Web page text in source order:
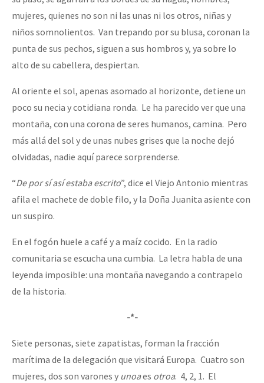
mujeres, quienes no son ni las unas ni los otros, niñas y
niños somnolientos. Van trepando por su blusa, coronan la
punta de sus pechos, siguen a sus hombros y, ya sobre lo
alto de su cabellera, despiertan.
Al oriente el sol, apenas asomado al horizonte, detiene un
poco su necia y cotidiana ronda. Le ha parecido ver que una
montaña, con una corona de seres humanos, camina. Pero
más allá del sol y de unas nubes grises que la noche dejó
olvidadas, nadie aquí parece sorprenderse.
“De por sí así estaba escrito”, dice el Viejo Antonio mientras
afila el machete de doble filo, y la Doña Juanita asiente con
un suspiro.
En el fogón huele a café y a maíz cocido. En la radio
comunitaria se escucha una cumbia. La letra habla de una
leyenda imposible: una montaña navegando a contrapelo
de la historia.
-*-
Siete personas, siete zapatistas, forman la fracción
marítima de la delegación que visitará Europa. Cuatro son
mujeres, dos son varones y unoaes otroa. 4, 2, 1. El